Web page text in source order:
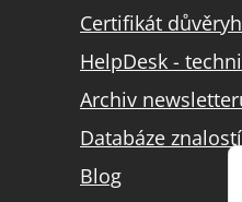
Certifikát
HelpDesk -
Archiv
Databáze znalostí
Blog